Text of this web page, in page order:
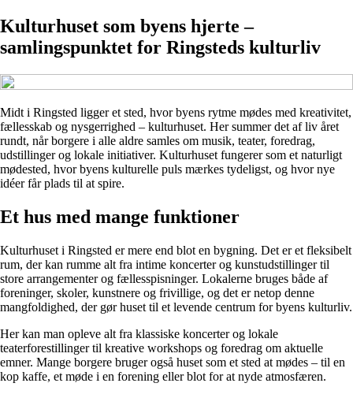
Kulturhuset som byens hjerte –
samlingspunktet for Ringsteds kulturliv
Midt i Ringsted ligger et sted, hvor byens rytme mødes med kreativitet,
fællesskab og nysgerrighed – kulturhuset. Her summer det af liv året
rundt, når borgere i alle aldre samles om musik, teater, foredrag,
udstillinger og lokale initiativer. Kulturhuset fungerer som et naturligt
mødested, hvor byens kulturelle puls mærkes tydeligst, og hvor nye
idéer får plads til at spire.
Et hus med mange funktioner
Kulturhuset i Ringsted er mere end blot en bygning. Det er et fleksibelt
rum, der kan rumme alt fra intime koncerter og kunstudstillinger til
store arrangementer og fællesspisninger. Lokalerne bruges både af
foreninger, skoler, kunstnere og frivillige, og det er netop denne
mangfoldighed, der gør huset til et levende centrum for byens kulturliv.
Her kan man opleve alt fra klassiske koncerter og lokale
teaterforestillinger til kreative workshops og foredrag om aktuelle
emner. Mange borgere bruger også huset som et sted at mødes – til en
kop kaffe, et møde i en forening eller blot for at nyde atmosfæren.